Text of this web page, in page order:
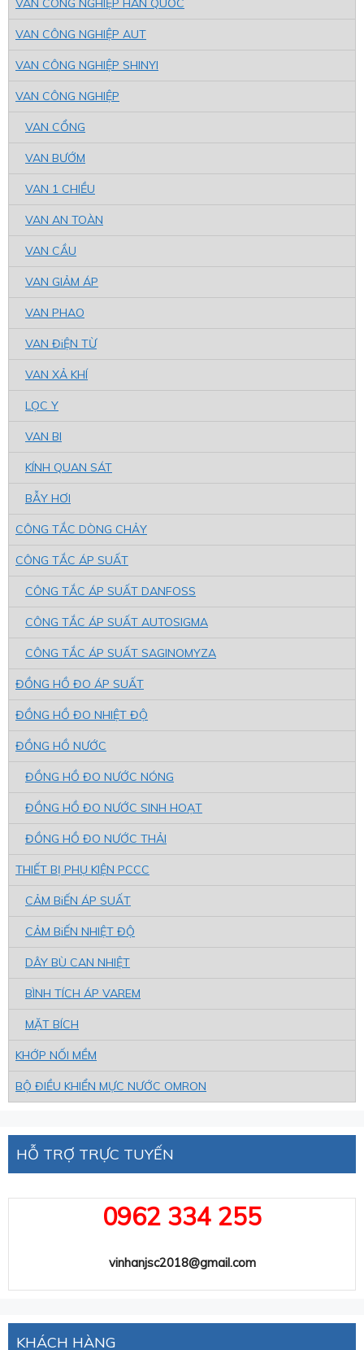
VAN CÔNG NGHIỆP HÀN QUỐC
VAN CÔNG NGHIỆP AUT
VAN CÔNG NGHIỆP SHINYI
VAN CÔNG NGHIỆP
VAN CỔNG
VAN BƯỚM
VAN 1 CHIỀU
VAN AN TOÀN
VAN CẦU
VAN GIẢM ÁP
VAN PHAO
VAN ĐiỆN TỪ
VAN XẢ KHÍ
LỌC Y
VAN BI
KÍNH QUAN SÁT
BẪY HƠI
CÔNG TẮC DÒNG CHẢY
CÔNG TẮC ÁP SUẤT
CÔNG TẮC ÁP SUẤT DANFOSS
CÔNG TẮC ÁP SUẤT AUTOSIGMA
CÔNG TẮC ÁP SUẤT SAGINOMYZA
ĐỒNG HỒ ĐO ÁP SUẤT
ĐỒNG HỒ ĐO NHIỆT ĐỘ
ĐỒNG HỒ NƯỚC
ĐỒNG HỒ ĐO NƯỚC NÓNG
ĐỒNG HỒ ĐO NƯỚC SINH HOẠT
ĐỒNG HỒ ĐO NƯỚC THẢI
THIẾT BỊ PHỤ KIỆN PCCC
CẢM BiẾN ÁP SUẤT
CẢM BiẾN NHIỆT ĐỘ
DÂY BÙ CAN NHIỆT
BÌNH TÍCH ÁP VAREM
MẶT BÍCH
KHỚP NỐI MỀM
BỘ ĐIỀU KHIỂN MỰC NƯỚC OMRON
HỖ TRỢ TRỰC TUYẾN
0962 334 255
vinhanjsc2018@gmail.com
KHÁCH HÀNG